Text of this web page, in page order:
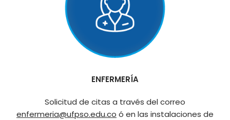
ENFERMERÍA
Solicitud de citas a través del correo
enfermeria@ufpso.edu.co ó en las instalaciones de